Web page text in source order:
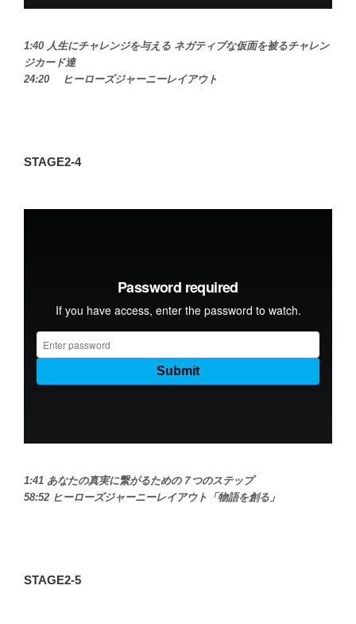
1:40 人生にチャレンジを与える ネガティブな仮面を被るチャレン
ジカード達
24:20 ヒーローズジャーニーレイアウト
STAGE2-4
1:41 あなたの真実に繋がるための７つのステップ
58:52 ヒーローズジャーニーレイアウト「物語を創る」
STAGE2-5